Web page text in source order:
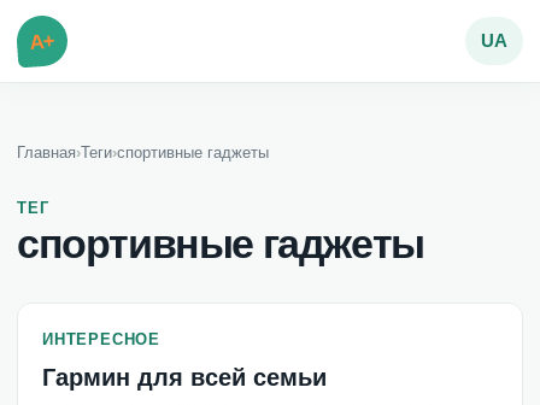
A+ UA
Главная›Теги›спортивные гаджеты
ТЕГ
спортивные гаджеты
ИНТЕРЕСНОЕ
Гармин для всей семьи